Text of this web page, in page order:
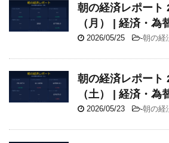
朝の経済レポート
（月） | 経済・為
2026/05/25 -朝の経
朝の経済レポート
（土） | 経済・為
2026/05/23 -朝の経